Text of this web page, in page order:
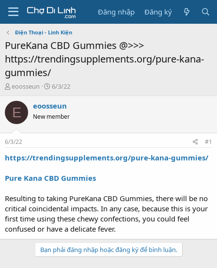
Đăng nhập Đăng ký
Điện Thoại - Linh Kiện
PureKana CBD Gummies @>>>
https://trendingsupplements.org/pure-kana-
gummies/
T
r
a
s
t
a
e
eoosseun
N
à
g
6/3/22
E eoosseun
New member
6/3/22 #1
https://trendingsupplements.org/pure-kana-gummies/
Pure Kana CBD Gummies
Resulting to taking PureKana CBD Gummies, there will be no
critical coincidental impacts. In any case, because this is your
first time using these chewy confections, you could feel
confused or have a delicate fever.
Bạn phải đăng nhập hoặc đăng ký để bình luận.